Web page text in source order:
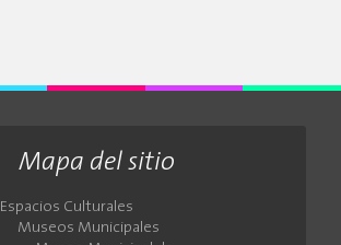
Mapa del sitio
Espacios Culturales
Museos Municipales